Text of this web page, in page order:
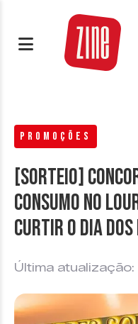
PROMOÇÕES
[SORTEIO]
consumo no
curtir o Dia dos
Última